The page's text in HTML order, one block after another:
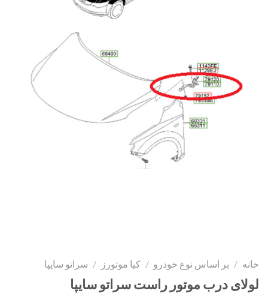
خانه / بر اساس نوع خودرو / کیا موتورز / سراتو سایپا
لولای درب موتور راست سراتو سایپا